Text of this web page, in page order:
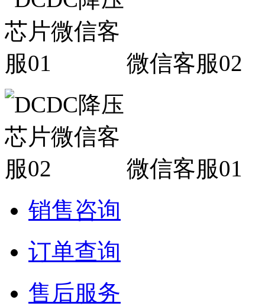
微信客服02
微信客服01
销售咨询
订单查询
售后服务